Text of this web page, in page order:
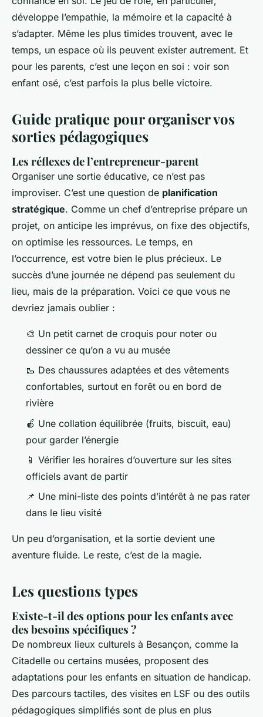
développe l’empathie, la mémoire et la capacité à
s’adapter. Même les plus timides trouvent, avec le
temps, un espace où ils peuvent exister autrement. Et
pour les parents, c’est une leçon en soi : voir son
enfant osé, c’est parfois la plus belle victoire.
Guide pratique pour organiser vos
sorties pédagogiques
Les réflexes de l’entrepreneur-parent
Organiser une sortie éducative, ce n’est pas
improviser. C’est une question de planification
stratégique. Comme un chef d’entreprise prépare un
projet, on anticipe les imprévus, on fixe des objectifs,
on optimise les ressources. Le temps, en
l’occurrence, est votre bien le plus précieux. Le
succès d’une journée ne dépend pas seulement du
lieu, mais de la préparation. Voici ce que vous ne
devriez jamais oublier :
🎨 Un petit carnet de croquis pour noter ou
dessiner ce qu’on a vu au musée
🥾 Des chaussures adaptées et des vêtements
confortables, surtout en forêt ou en bord de
rivière
🍎 Une collation équilibrée (fruits, biscuit, eau)
pour garder l’énergie
📱 Vérifier les horaires d’ouverture sur les sites
officiels avant de partir
📌 Une mini-liste des points d’intérêt à ne pas rater
dans le lieu visité
Un peu d’organisation, et la sortie devient une
aventure fluide. Le reste, c’est de la magie.
Les questions types
Existe-t-il des options pour les enfants avec
des besoins spécifiques ?
De nombreux lieux culturels à Besançon, comme la
Citadelle ou certains musées, proposent des
adaptations pour les enfants en situation de handicap.
Des parcours tactiles, des visites en LSF ou des outils
pédagogiques simplifiés sont de plus en plus